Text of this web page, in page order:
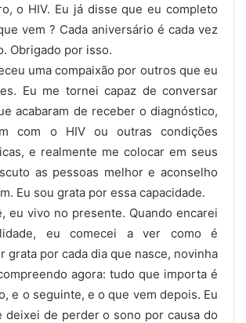
o HIV. Eu já disse que eu completo
vem ? Cada aniversário é cada vez
Obrigado por isso.
uma compaixão por outros que eu
Eu me tornei capaz de conversar
acabaram de receber o diagnóstico,
com o HIV ou outras condições
e realmente me colocar em seus
as pessoas melhor e aconselho
Eu sou grata por essa capacidade.
eu vivo no presente. Quando encarei
eu comecei a ver como é
grata por cada dia que nasce, novinha
agora: tudo que importa é
e o seguinte, e o que vem depois. Eu
deixei de perder o sono por causa do